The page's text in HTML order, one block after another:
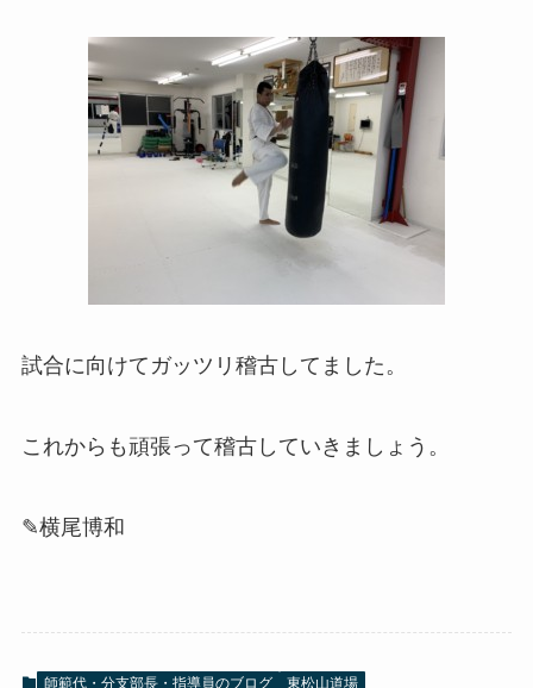
試合に向けてガッツリ稽古してました。
これからも頑張って稽古していきましょう。
✎横尾博和
師範代・分支部長・指導員のブログ 東松山道場